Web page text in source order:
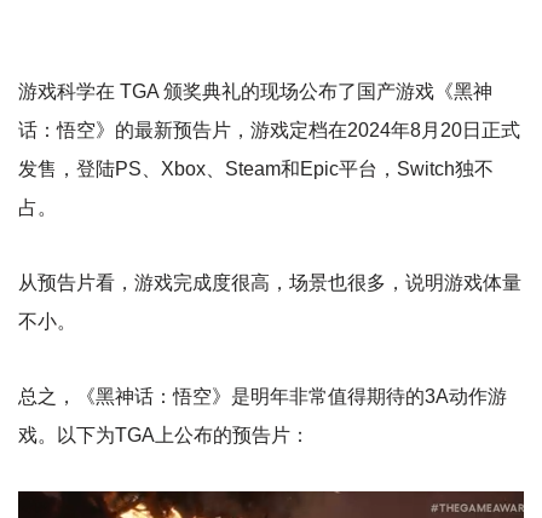
游戏科学在 TGA 颁奖典礼的现场公布了国产游戏《黑神
话：悟空》的最新预告片，游戏定档在2024年8月20日正式
发售，登陆PS、Xbox、Steam和Epic平台，Switch独不
占。
从预告片看，游戏完成度很高，场景也很多，说明游戏体量
不小。
总之，《黑神话：悟空》是明年非常值得期待的3A动作游
戏。以下为TGA上公布的预告片：